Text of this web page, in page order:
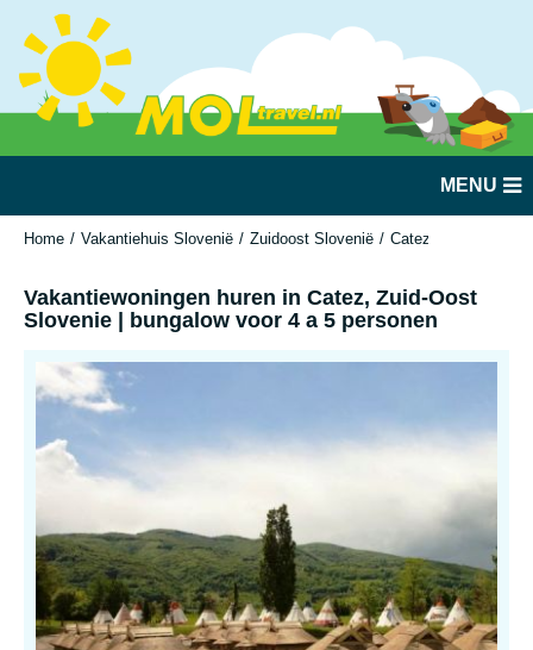
MENU
Home Vakantiehuis Slovenië Zuidoost Slovenië Catez ob Savi
Vakantiewoningen huren in Catez, Zuid-Oost
Slovenie | bungalow voor 4 a 5 personen